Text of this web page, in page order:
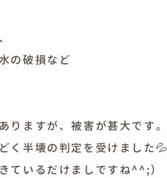
の破損など
ますが、被害が甚大です。
く半壊の判定を受けました💦
ているだけましですね^^;）